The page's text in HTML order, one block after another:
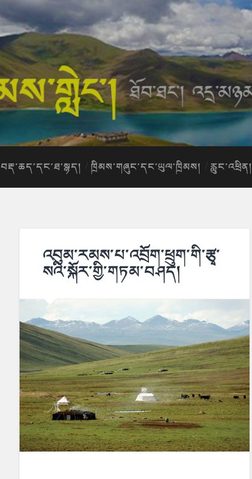
བརྡ་ཆད་དང་ཐ་སྙད། ཁྲིམས་གཞུང་དང་ཡུལ་ཁྲིམས། རླུང་འཕྲིན།
འབུམ་རམས་པ་འབྲོག་ཕྲུག་གི་རྩྭ་
སའི་སྐོར་གྱི་གཏམ་བཤད།